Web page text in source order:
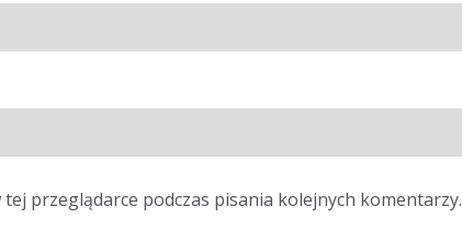
przeglądarce podczas pisania kolejnych komentarzy.